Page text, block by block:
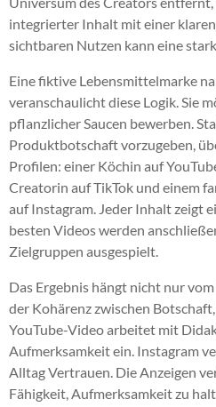
integrierter Inhalt mit einer
sichtbaren Nutzen kann eine
Eine fiktive Lebensmittelmarke
veranschaulicht diese Logik. Sie
pflanzlicher Saucen bewerben.
Produktbotschaft vorzugeben,
Profilen: einer Köchin auf
Creatorin auf TikTok und einem
auf Instagram. Jeder Inhalt zeigt
besten Videos werden
Zielgruppen ausgespielt.
Das Ergebnis hängt nicht nur
der Kohärenz zwischen
YouTube-Video arbeitet mit
Aufmerksamkeit ein. Instagram
Alltag Vertrauen. Die Anzeigen
Fähigkeit, Aufmerksamkeit zu